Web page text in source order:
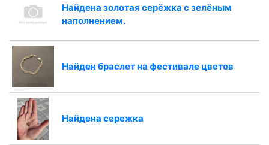
Найдена золотая серёжка с зелёным
наполнением.
Найден браслет на фестивале цветов
Найдена сережка